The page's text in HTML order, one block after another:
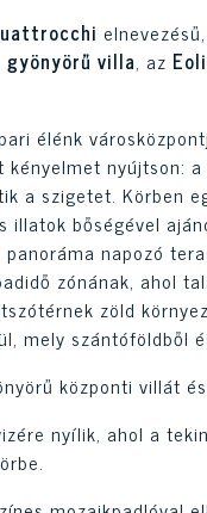
elnevezésű,
gyönyörű villa, az
élénk
nyújtson:
a szigetet. Körben
bőségével
napozó
zónának, ahol
zöld
mely szántóföldből
központi villát
nyílik, ahol a